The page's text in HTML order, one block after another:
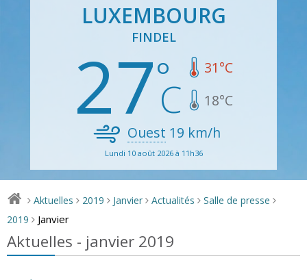
LUXEMBOURG
FINDEL
27 31°C
18°C
Ouest 19 km/h
Lundi 10 août 2026 à 11h36
> Aktuelles > 2019 > Janvier > Actualités > Salle de presse >
2019 > Janvier
Aktuelles - janvier 2019